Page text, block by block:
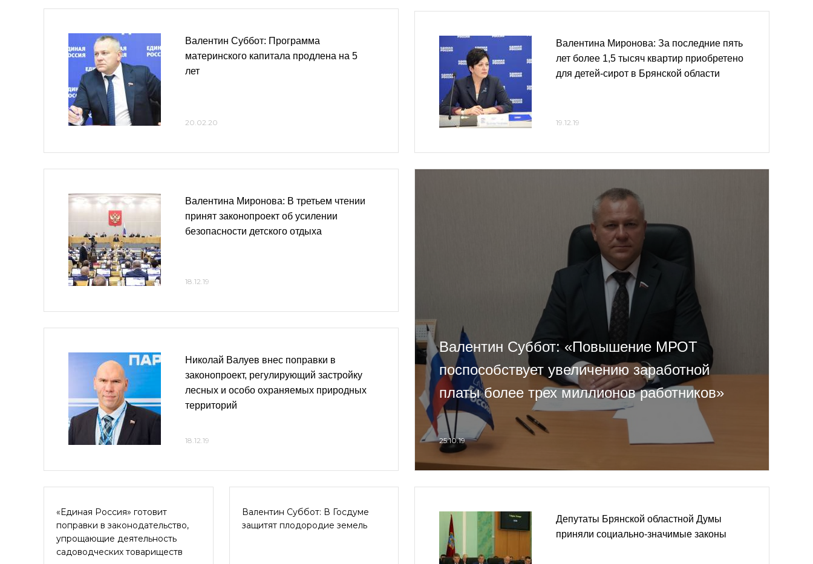
Валентин Суббот: Программа
материнского капитала продлена на 5
лет
20.02.20
Валентина Миронова: За последние пять
лет более 1,5 тысяч квартир приобретено
для детей-сирот в Брянской области
19.12.19
Валентина Миронова: В третьем чтении
принят законопроект об усилении
безопасности детского отдыха
18.12.19
Николай Валуев внес поправки в
законопроект, регулирующий застройку
лесных и особо охраняемых природных
территорий
18.12.19
Валентин Суббот: «Повышение МРОТ
поспособствует увеличению заработной
платы более трех миллионов работников»
25.10.19
«Единая Россия» готовит
поправки в законодательство,
упрощающие деятельность
садоводческих товариществ
Валентин Суббот: В Госдуме
защитят плодородие земель
Депутаты Брянской областной Думы
приняли социально-значимые законы